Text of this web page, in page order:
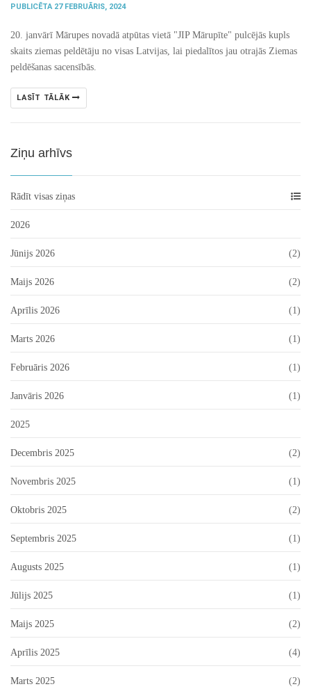
PUBLICĒTA 27 FEBRUĀRIS, 2024
20. janvārī Mārupes novadā atpūtas vietā "JIP Mārupīte" pulcējās kupls
skaits ziemas peldētāju no visas Latvijas, lai piedalītos jau otrajās Ziemas
peldēšanas sacensībās.
LASĪT TĀLĀK
Ziņu arhīvs
Rādīt visas ziņas
2026
Jūnijs 2026 (2)
Maijs 2026 (2)
Aprīlis 2026 (1)
Marts 2026 (1)
Februāris 2026 (1)
Janvāris 2026 (1)
2025
Decembris 2025 (2)
Novembris 2025 (1)
Oktobris 2025 (2)
Septembris 2025 (1)
Augusts 2025 (1)
Jūlijs 2025 (1)
Maijs 2025 (2)
Aprīlis 2025 (4)
Marts 2025 (2)